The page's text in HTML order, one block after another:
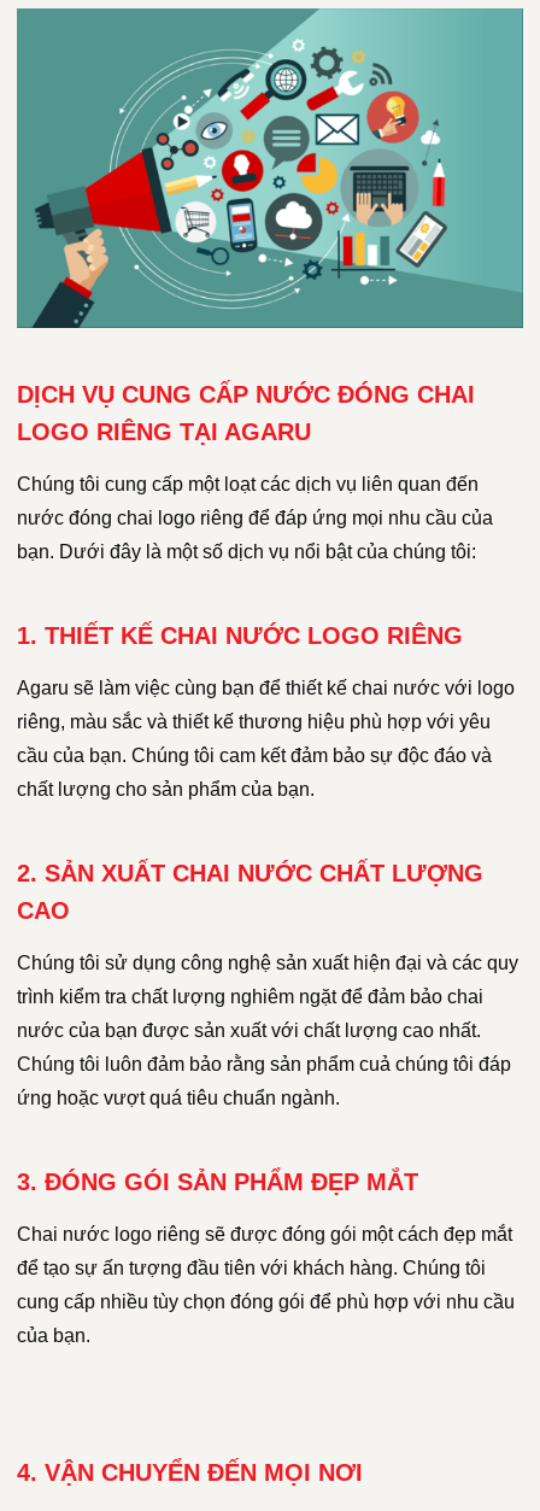
DỊCH VỤ CUNG CẤP NƯỚC ĐÓNG CHAI
LOGO RIÊNG TẠI AGARU
Chúng tôi cung cấp một loạt các dịch vụ liên quan đến
nước đóng chai logo riêng để đáp ứng mọi nhu cầu của
bạn. Dưới đây là một số dịch vụ nổi bật của chúng tôi:
1. THIẾT KẾ CHAI NƯỚC LOGO RIÊNG
Agaru sẽ làm việc cùng bạn để thiết kế chai nước với logo
riêng, màu sắc và thiết kế thương hiệu phù hợp với yêu
cầu của bạn. Chúng tôi cam kết đảm bảo sự độc đáo và
chất lượng cho sản phẩm của bạn.
2. SẢN XUẤT CHAI NƯỚC CHẤT LƯỢNG
CAO
Chúng tôi sử dụng công nghệ sản xuất hiện đại và các quy
trình kiểm tra chất lượng nghiêm ngặt để đảm bảo chai
nước của bạn được sản xuất với chất lượng cao nhất.
Chúng tôi luôn đảm bảo rằng sản phẩm cuả chúng tôi đáp
ứng hoặc vượt quá tiêu chuẩn ngành.
3. ĐÓNG GÓI SẢN PHẨM ĐẸP MẮT
Chai nước logo riêng sẽ được đóng gói một cách đẹp mắt
để tạo sự ấn tượng đầu tiên với khách hàng. Chúng tôi
cung cấp nhiều tùy chọn đóng gói để phù hợp với nhu cầu
của bạn.
4. VẬN CHUYỂN ĐẾN MỌI NƠI